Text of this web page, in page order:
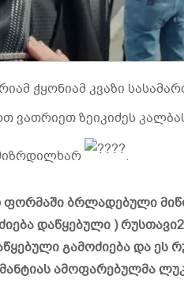
ჭყონიამ კვაზი
ვათრიეთ ზეიკიძეს
.
ფორმაში ბრლადებული
დაწყებული )
გამოძიება და ეს
ამოფარებულმა